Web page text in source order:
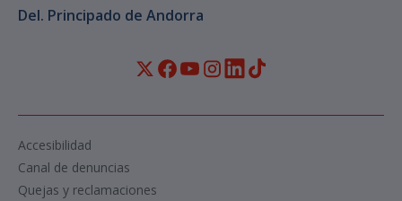
Del. Principado de Andorra
Quejas y reclamaciones
Canal de denuncias
Accesibilidad